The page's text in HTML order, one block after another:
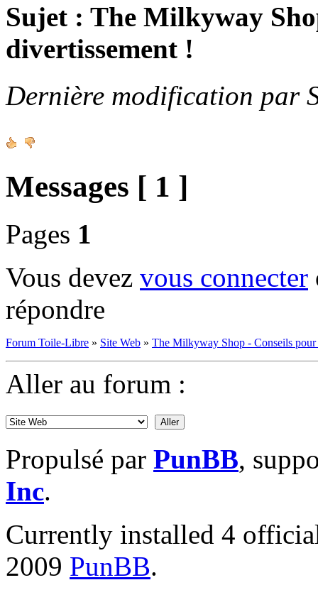
Sujet : The Milkyway
divertissement !
Dernière modification par
Messages [ 1 ]
Pages 1
Vous devez vous connecter
répondre
Forum Toile-Libre » Site Web » The Milkyway Shop - Conseils pour
Aller au forum :
Propulsé par PunBB,
Inc.
Currently installed 4
2009 PunBB.